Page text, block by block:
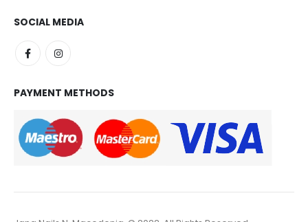
SOCIAL MEDIA
PAYMENT METHODS